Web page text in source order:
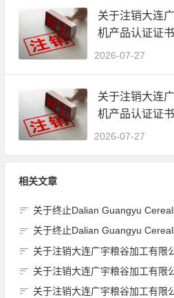
关于注销大连
机产品认证证
2026-07-27
关于注销大连
机产品认证证
2026-07-27
相关文章
关于终止Dalian Guangyu Cereals Processing Co., Ltd.(大连广
关于终止Dalian Guangyu Cereals Processing Co., Ltd.(大连广
关于注销大连广宇粮谷加工有限公
关于注销大连广宇粮谷加工有限公
关于注销大连广宇粮谷加工有限公